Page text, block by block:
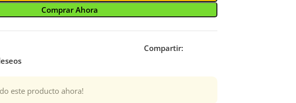
Comprar Ahora
Compartir:
este producto ahora!